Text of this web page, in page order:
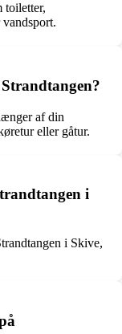
toiletter,
af din
eller gåtur.
i
i Skive,